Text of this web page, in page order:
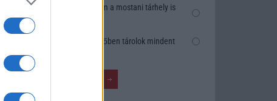
Nem, nekem a mostani tárhely is
Inkább felhőben tárolok mindent